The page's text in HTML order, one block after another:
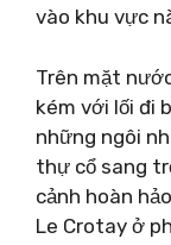
vào khu vực
Trên mặt
kém với lối đi
những ngôi
thự cổ sang
cảnh hoàn
Le Crotay ở